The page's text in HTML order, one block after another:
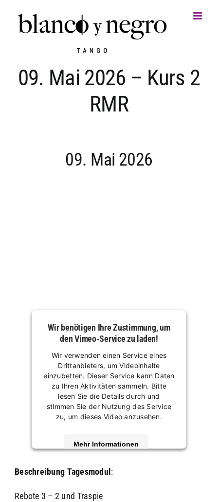
springen
09. Mai 2026 – Kurs 2
RMR
09. Mai 2026
Wir benötigen Ihre Zustimmung, um
den Vimeo-Service zu laden!
Wir verwenden einen Service eines
Drittanbieters, um Videoinhalte
einzubetten. Dieser Service kann Daten
zu Ihren Aktivitäten sammeln. Bitte
lesen Sie die Details durch und
stimmen Sie der Nutzung des Service
zu, um dieses Video anzusehen.
Mehr Informationen
Akzeptieren
Management Platform
Beschreibung Tagesmodul :
Rebote 3 – 2 und Traspie